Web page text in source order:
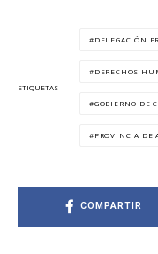
ETIQUETAS
DELEGACIÓN
DERECHOS
GOBIERNO DE
PROVINCIA DE
COMPARTIR